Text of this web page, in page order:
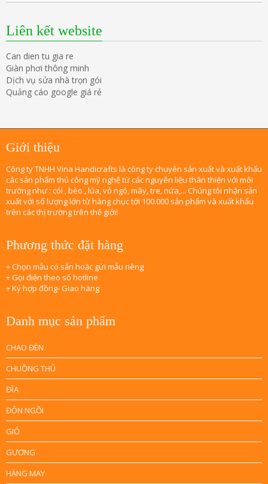
Liên kết website
Can dien tu gia re
Giàn phơi thông minh
Dịch vụ sửa nhà trọn gói
Quảng cáo google giá rẻ
Giới thiệu
Công ty TNHH Vina Handicrafts là công ty chuyên sản xuất và xuất khẩu
các sản phẩm thủ công mỹ nghệ từ các nguyên liệu thân thiện với môi
trường như : cói , bèo , lúa, vỏ ngô, mây, tre, nứa,... Chúng tôi nhận sản
xuất với số lượng lớn từ hàng chục tới 100.000 sản phẩm và xuất khẩu
trên các thị trường trên thế giới!
Phương thức đặt hàng
+ Chọn mẫu có sẵn hoặc gửi mẫu riêng
+ Gọi điện theo số hotline
+ Ký hợp đồng- Giao hàng
Danh mục sản phẩm
CHAO ĐÈN
CHUỒNG THÚ
ĐĨA
ĐÔN NGỒI
GIỎ
GƯƠNG
HÀNG MAY